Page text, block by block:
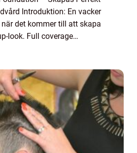
Introduktion: En vacker
det kommer till att skapa
look. Full coverage